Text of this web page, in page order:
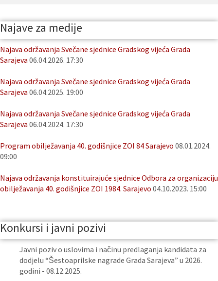
Najave za medije
Najava održavanja Svečane sjednice Gradskog vijeća Grada
Sarajeva 06.04.2026. 17:30
Najava održavanja Svečane sjednice Gradskog vijeća Grada
Sarajeva 06.04.2025. 19:00
Najava održavanja Svečane sjednice Gradskog vijeća Grada
Sarajeva 06.04.2024. 17:30
Program obilježavanja 40. godišnjice ZOI 84 Sarajevo 08.01.2024.
09:00
Najava održavanja konstituirajuće sjednice Odbora za organizaciju
obilježavanja 40. godišnjice ZOI 1984. Sarajevo 04.10.2023. 15:00
Konkursi i javni pozivi
Javni poziv o uslovima i načinu predlaganja kandidata za
dodjelu “Šestoaprilske nagrade Grada Sarajeva” u 2026.
godini - 08.12.2025.